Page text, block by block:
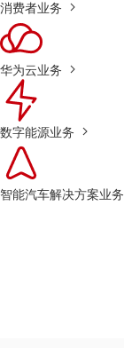
消费者业务
华为云业务
数字能源业务
智能汽车解决方案业务